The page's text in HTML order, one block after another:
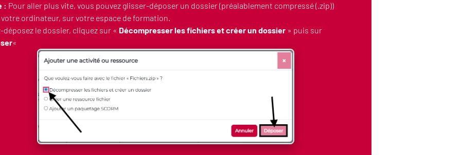
: Pour aller plus vite, vous pouvez glisser-déposer un dossier (préalablement compressé (.zip))
ordinateur, sur votre espace de formation.
déposez le dossier, cliquez sur « Décompresser les fichiers et créer un dossier » puis sur
«